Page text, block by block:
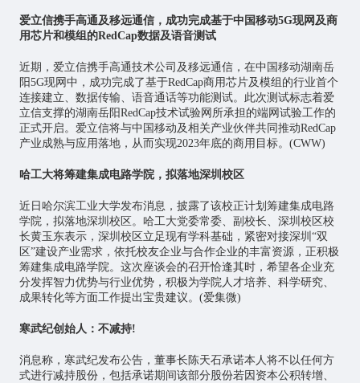
爱立信携手高通及移远通信，成功完成基于中国移动5G现网及商
用芯片和模组的RedCap数据及语音测试
近期，爱立信携手高通技术公司及移远通信，在中国移动湖南岳
阳5G现网中，成功完成了基于RedCap商用芯片及模组的行业首个
连接建立、数据传输、语音通话等功能测试。此次测试标志着爱
立信支撑的湖南岳阳RedCap技术试验网所承担的端网试验工作的
正式开启。爱立信将与中国移动及相关产业伙伴共同推动RedCap
产业成熟与应用落地，从而实现2023年底的商用目标。(CWW)
哈工大将筹建集成电路学院，拟落地深圳校区
近日哈尔滨工业大学发布消息，披露了该校正计划筹建集成电路
学院，拟落地深圳校区。哈工大党委常委、副校长、深圳校区校
长黄玉东表示，深圳校区立足现有学科基础，紧密对接深圳“双
区”建设产业需求，依托校友企业与合作企业的丰富资源，正积极
筹建集成电路学院。这次座谈会的召开恰逢其时，希望各企业充
分发挥智力优势与行业优势，积极为学院人才培养、科学研究、
成果转化等方面工作提出宝贵建议。(爱集微)
寒武纪创始人：不减持!
消息称，寒武纪发布公告，董事长陈天石承诺本人将不以任何方
式进行减持股份，包括承诺期间该部分股份若因资本公积转增、